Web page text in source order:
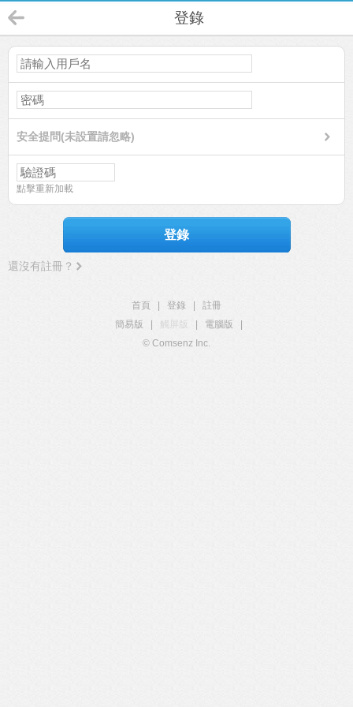
登錄
安全提問(未設置請忽略)
點擊重新加載
登錄
還沒有註冊？
首頁 登錄
註冊
簡易版
觸屏版 電腦版
© Comsenz Inc.